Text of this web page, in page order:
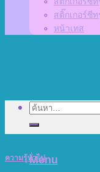
สติ๊กเกอร์ซีท
หน้าเทส
Menu
ค้นหา:
ความรู้ทั่วไป